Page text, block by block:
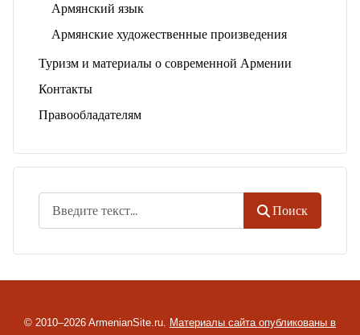
Армянский язык
Армянские художественные произведения
Туризм и материалы о современной Армении
Контакты
Правообладателям
Поиск
© 2010–2026 ArmenianSite.ru. Материалы сайта опубликованы в